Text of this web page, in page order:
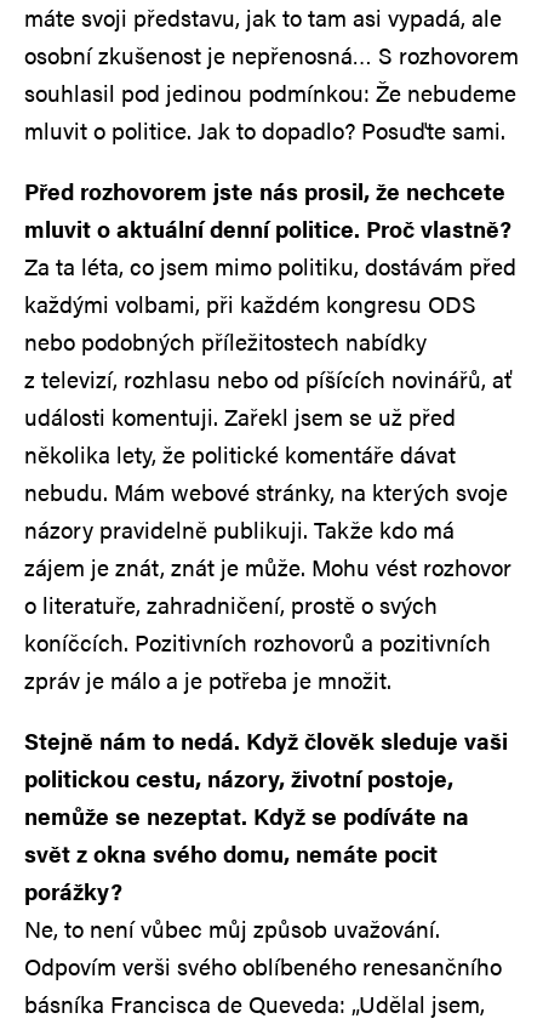
máte svoji představu, jak to tam asi vypadá, ale
osobní zkušenost je nepřenosná… S rozhovorem
souhlasil pod jedinou podmínkou: Že nebudeme
mluvit o politice. Jak to dopadlo? Posuďte sami.
Před rozhovorem jste nás prosil, že nechcete
mluvit o aktuální denní politice. Proč vlastně?
Za ta léta, co jsem mimo politiku, dostávám před
každými volbami, při každém kongresu ODS
nebo podobných příležitostech nabídky
z televizí, rozhlasu nebo od píšících novinářů, ať
události komentuji. Zařekl jsem se už před
několika lety, že politické komentáře dávat
nebudu. Mám webové stránky, na kterých svoje
názory pravidelně publikuji. Takže kdo má
zájem je znát, znát je může. Mohu vést rozhovor
o literatuře, zahradničení, prostě o svých
koníčcích. Pozitivních rozhovorů a pozitivních
zpráv je málo a je potřeba je množit.
Stejně nám to nedá. Když člověk sleduje vaši
politickou cestu, názory, životní postoje,
nemůže se nezeptat. Když se podíváte na
svět z okna svého domu, nemáte pocit
porážky?
Ne, to není vůbec můj způsob uvažování.
Odpovím verši svého oblíbeného renesančního
básníka Francisca de Queveda: „Udělal jsem,